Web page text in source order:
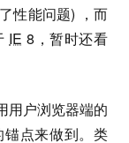
性能问题) ，而
IE 8，暂时还看
用户浏览器端的
点来做到。类